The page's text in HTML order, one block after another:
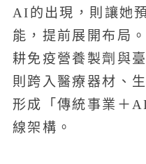
AI的出現，則讓她
能，提前展開布局
耕免疫營養製劑與
則跨入醫療器材、
形成「傳統事業＋
線架構。